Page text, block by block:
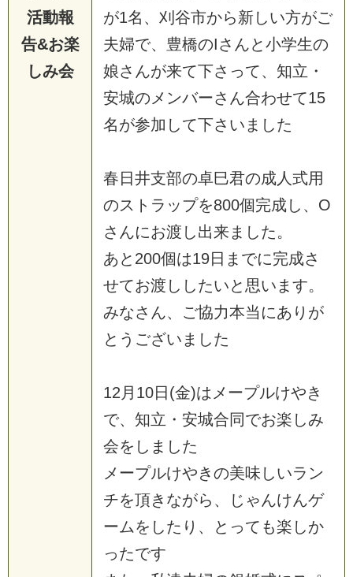
活動報
告&お楽
しみ会
が1名、刈谷市から新しい方がご
夫婦で、豊橋のIさんと小学生の
娘さんが来て下さって、知立・
安城のメンバーさん合わせて15
名が参加して下さいました
春日井支部の卓巳君の成人式用
のストラップを800個完成し、O
さんにお渡し出来ました。
あと200個は19日までに完成さ
せてお渡ししたいと思います。
みなさん、ご協力本当にありが
とうございました
12月10日(金)はメープルけやき
で、知立・安城合同でお楽しみ
会をしました
メープルけやきの美味しいラン
チを頂きながら、じゃんけんゲ
ームをしたり、とっても楽しか
ったです